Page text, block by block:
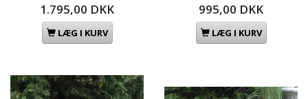
1.795,00 DKK
LÆG I KURV
995,00 DKK
LÆG I KURV